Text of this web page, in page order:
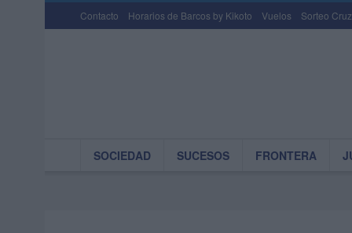
Contacto Horarios de Barcos by Kikoto Vuelos Sorteo
SOCIEDAD SUCESOS FRONTERA